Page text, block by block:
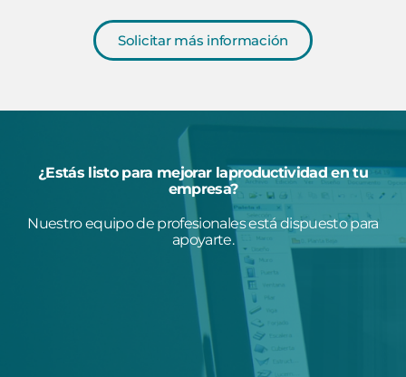
Solicitar más información
¿Estás listo para mejorar laproductividad en tu
empresa?
Nuestro equipo de profesionales está dispuesto para
apoyarte.